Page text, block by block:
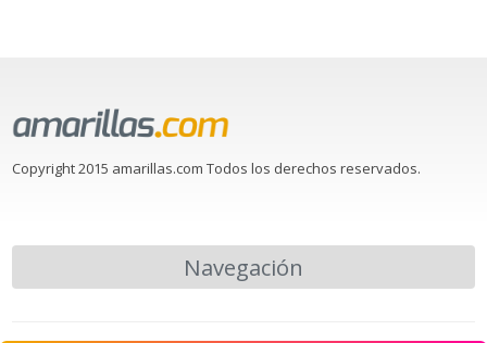
Copyright 2015 amarillas.com Todos los derechos reservados.
Navegación